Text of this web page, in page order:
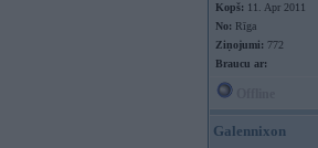
Kopš: 11. Apr 2011
No: Rīga
Ziņojumi: 772
Braucu ar:
Galennixon